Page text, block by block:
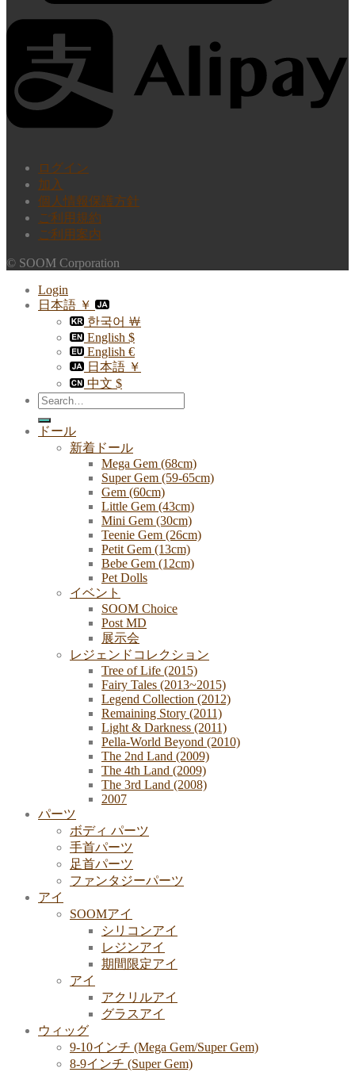
ログイン
加入
個人情報保護方針
ご利用規約
ご利用案内
© SOOM Corporation
Login
日本語 ￥
한국어 ￦
English $
English €
日本語 ￥
中文 $
Search
for:
ドール
新着ドール
Mega Gem (68cm)
Super Gem (59-65cm)
Gem (60cm)
Little Gem (43cm)
Mini Gem (30cm)
Teenie Gem (26cm)
Petit Gem (13cm)
Bebe Gem (12cm)
Pet Dolls
イベント
SOOM Choice
Post MD
展示会
レジェンドコレクション
Tree of Life (2015)
Fairy Tales (2013~2015)
Legend Collection (2012)
Remaining Story (2011)
Light & Darkness (2011)
Pella-World Beyond (2010)
The 2nd Land (2009)
The 4th Land (2009)
The 3rd Land (2008)
2007
パーツ
ボディ パーツ
手首パーツ
足首パーツ
ファンタジーパーツ
アイ
SOOMアイ
シリコンアイ
レジンアイ
期間限定アイ
アイ
アクリルアイ
グラスアイ
ウィッグ
9-10インチ (Mega Gem/Super Gem)
8-9インチ (Super Gem)